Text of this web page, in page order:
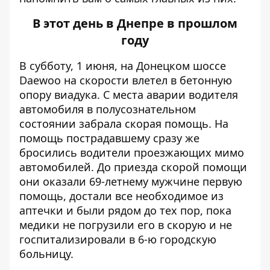
В этот день в Днепре в прошлом
году
В субботу, 1 июня, на Донецком шоссе
Daewoo на скорости влетел в бетонную
опору виадука. С места аварии водителя
автомобиля в полусознательном
состоянии забрала скорая помощь. На
помощь пострадавшему сразу же
бросились водители проезжающих мимо
автомобилей. До приезда скорой помощи
они оказали 69-летнему мужчине первую
помощь, достали все необходимое из
аптечки и были рядом до тех пор, пока
медики не погрузили его в скорую и не
госпитализировали в 6-ю городскую
больницу.